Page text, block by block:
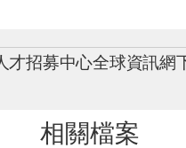
才招募中心全球資訊
相關檔案